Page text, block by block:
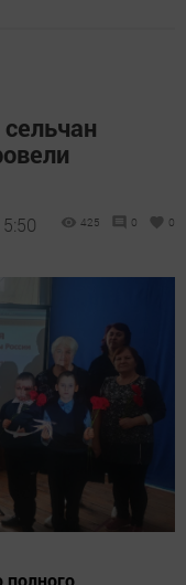
425 0 0